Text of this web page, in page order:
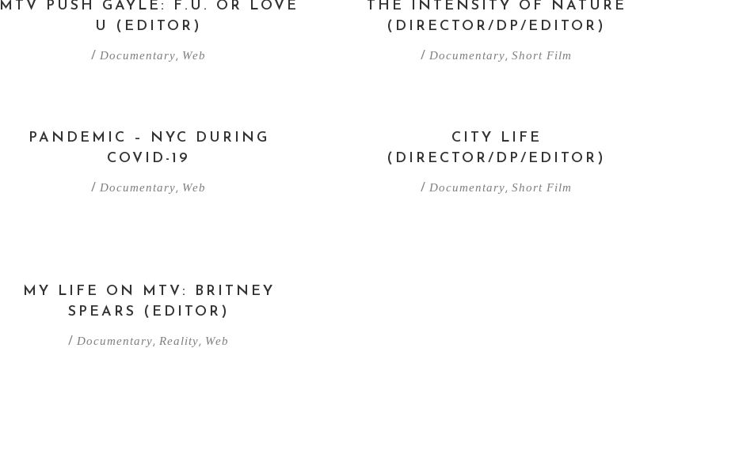
MTV PUSH GAYLE: F.U. OR LOVE
U (EDITOR)
/Documentary, Web
THE INTENSITY OF NATURE
(DIRECTOR/DP/EDITOR)
/Documentary,Short Film
PANDEMIC – NYC DURING
COVID-19
/Documentary, Web
CITY LIFE
(DIRECTOR/DP/EDITOR)
/Documentary,Short Film
MY LIFE ON MTV: BRITNEY
SPEARS (EDITOR)
/Documentary,Reality, Web